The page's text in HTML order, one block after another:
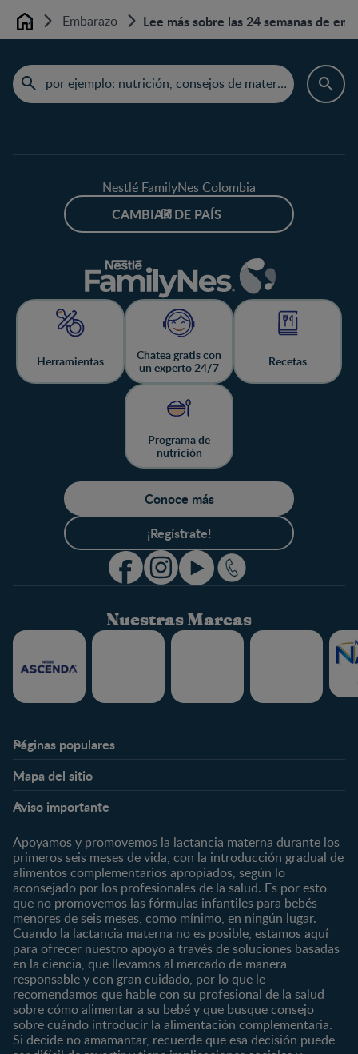
Home Embarazo Lee más sobre las 24 semanas de
Nestlé FamilyNes Colombia
CAMBIAR DE PAÍS
Herramientas
Chatea gratis con
un experto 24/7
Recetas
Programa de
nutrición
Conoce más
¡Regístrate!
Nuestras Marcas
Páginas populares
Expertos en Nutrición
Preguntas Frecuentes
¿Quiénes somos?
Marcas y productos
Nuestros Productos
Nuestras Marcas
Mapa del sitio
Preconcepción
Embarazo
Posparto
0 a 4 meses
4 a 6 meses
6 a 8 meses
8 a 12 meses
12 a 24 meses
Desde 2 años
Preescolar
Escolar
Nutrición
Salud
Maternidad
Paternidad
Vida en familia
Aviso importante
Apoyamos y promovemos la lactancia materna durante los
primeros seis meses de vida, con la introducción gradual de
alimentos complementarios apropiados, según lo
aconsejado por los profesionales de la salud. Es por esto
que no promovemos las fórmulas infantiles para bebés
menores de seis meses, como mínimo, en ningún lugar.
Cuando la lactancia materna no es posible, estamos aquí
para ofrecer nuestro apoyo a través de soluciones basadas
en la ciencia, que llevamos al mercado de manera
responsable y con gran cuidado, por lo que le
recomendamos que hable con su profesional de la salud
sobre cómo alimentar a su bebé y que busque consejo
sobre cuándo introducir la alimentación complementaria.
Si decide no amamantar, recuerde que esa decisión puede